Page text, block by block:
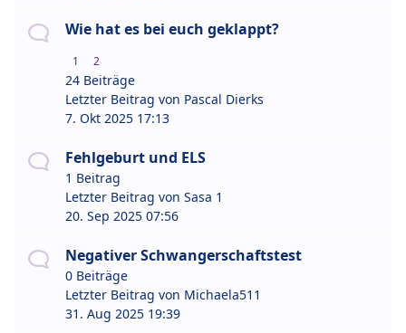
Wie hat es bei euch geklappt?
1 2
24 Beiträge
Letzter Beitrag von Pascal Dierks
7. Okt 2025 17:13
Fehlgeburt und ELS
1 Beitrag
Letzter Beitrag von Sasa 1
20. Sep 2025 07:56
Negativer Schwangerschaftstest
0 Beiträge
Letzter Beitrag von Michaela511
31. Aug 2025 19:39